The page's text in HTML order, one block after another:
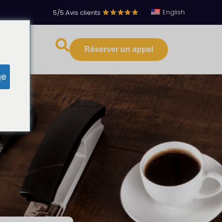
5/5 Avis clients English
ressources
Réserver un appel